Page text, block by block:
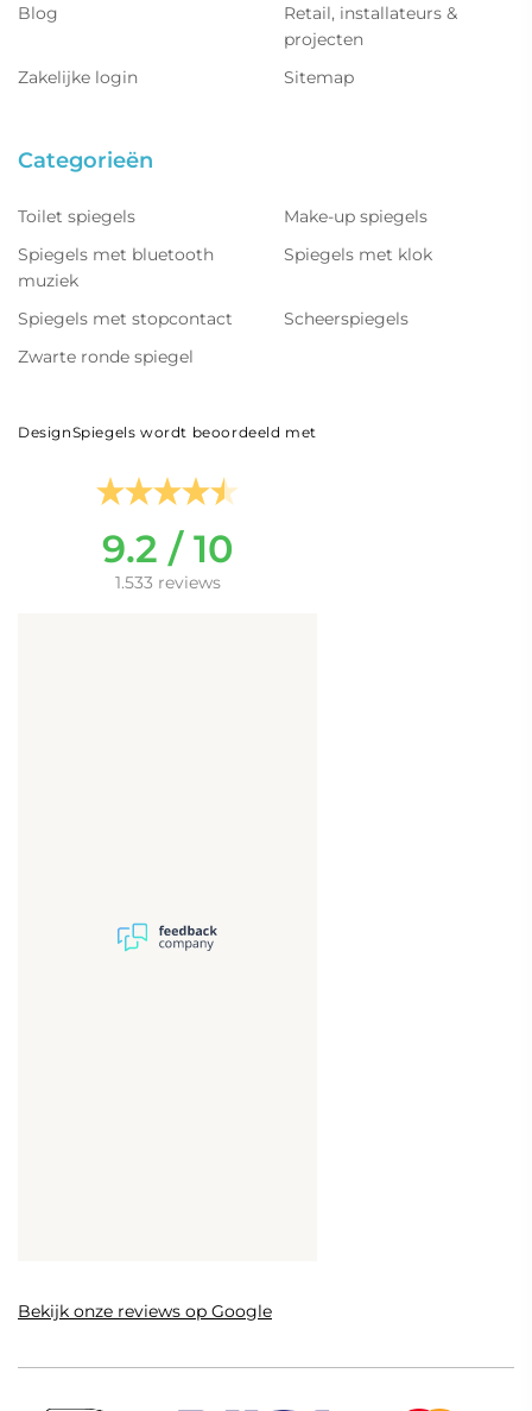
Blog
Retail, installateurs &
projecten
Zakelijke login
Sitemap
Categorieën
Toilet spiegels
Make-up spiegels
Spiegels met bluetooth
muziek
Spiegels met klok
Spiegels met stopcontact
Scheerspiegels
Zwarte ronde spiegel
DesignSpiegels wordt beoordeeld met
9.2 / 10
1.533 reviews
Bekijk onze reviews op Google